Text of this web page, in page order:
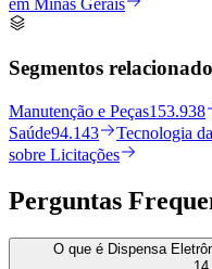
Segmentos
Manutenção e Peças153.938
Saúde94.143 Tecnologia
sobre Licitações
Perguntas
O que é Dispensa